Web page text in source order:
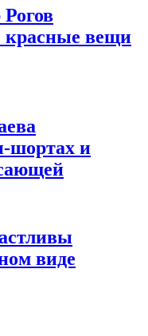
красные вещи
шортах и
виде